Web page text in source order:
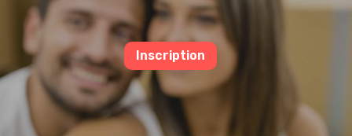
Inscription